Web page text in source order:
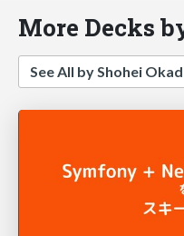
More Decks
See All by Shohei